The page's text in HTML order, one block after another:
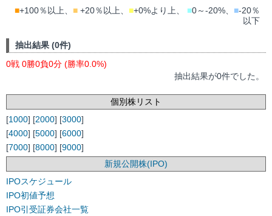
■+100％以上、 ■ +20％以上、 ■+0%より上、 ■0～-20%、 ■-20％
以下
抽出結果 (0件)
0戦 0勝0負0分 (勝率0.0%)
抽出結果が0件でした。
個別株リスト
[1000] [2000] [3000]
[4000] [5000] [6000]
[7000] [8000] [9000]
新規公開株(IPO)
IPOスケジュール
IPO初値予想
IPO引受証券会社一覧